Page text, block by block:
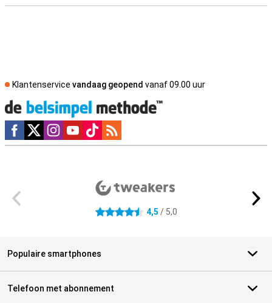
Klantenservice vandaag geopend vanaf 09.00 uur
Social media
4.5 sterren 4,5 / 5,0
Populaire smartphones
Telefoon met abonnement